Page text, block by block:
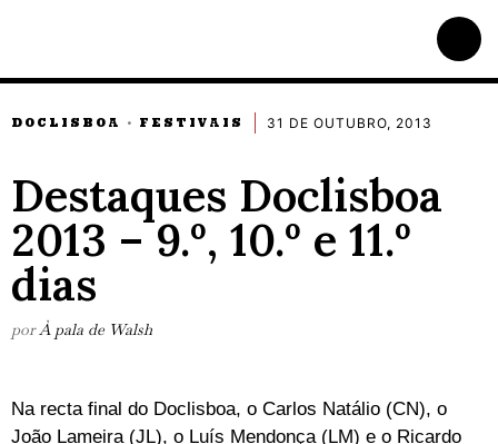
DOCLISBOA · FESTIVAIS 31 DE OUTUBRO, 2013
Destaques Doclisboa
2013 – 9.º, 10.º e 11.º
dias
porÀ pala de Walsh
Na recta final do Doclisboa, o Carlos Natálio (CN), o
João Lameira (JL), o Luís Mendonça (LM) e o Ricardo